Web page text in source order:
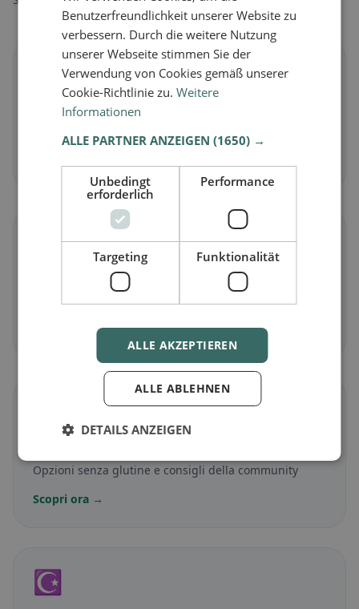
🌱
Veganoin Flattach
🥕
Vegetariano in Flattach
Piatti senza carne e classici vegetariani
Scopri ora →
Opzioni senza glutine e consigli della community
Scopri ora →
☪️
Benutzerfreundlichkeit unserer Website zu
verbessern. Durch die weitere Nutzung
unserer Webseite stimmen Sie der
Verwendung von Cookies gemäß unserer
Cookie-Richtlinie zu.Weitere
Informationen
ALLE PARTNER ANZEIGEN(1650) →
Unbedingt
erforderlich
Performance
Targeting Funktionalität
ALLE AKZEPTIEREN
ALLE ABLEHNEN
DETAILS ANZEIGEN